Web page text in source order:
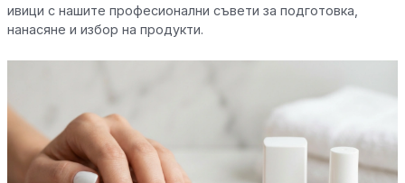
ивици с нашите професионални съвети за подготовка,
нанасяне и избор на продукти.